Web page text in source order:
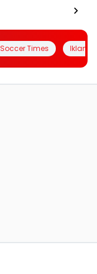
Soccer Times Iklanin